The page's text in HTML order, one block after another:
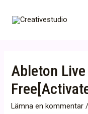
Ableton Live
Lämna en kommentar